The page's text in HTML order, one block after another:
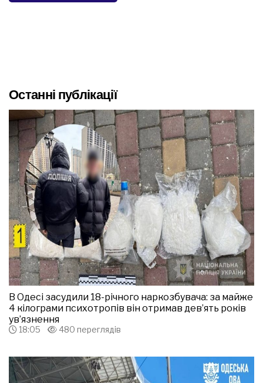
Останні публікації
В Одесі засудили 18-річного наркозбувача: за майже
4 кілограми психотропів він отримав дев’ять років
ув’язнення
18:05 480 переглядів